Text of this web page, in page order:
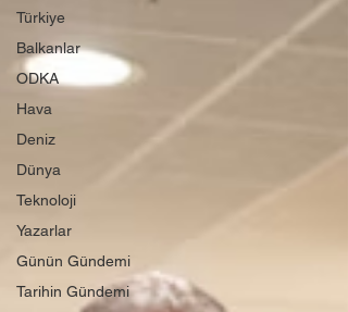
Türkiye
Balkanlar
ODKA
Hava
Deniz
Dünya
Teknoloji
Yazarlar
Günün Gündemi
Tarihin Gündemi